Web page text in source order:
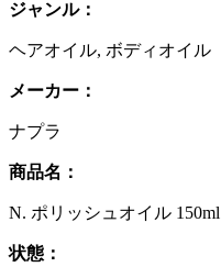
ジャンル：
ヘアオイル, ボディオイル
メーカー：
ナプラ
商品名：
N. ポリッシュオイル 150ml
状態：